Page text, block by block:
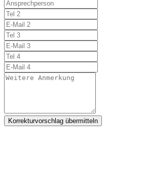
Korrekturvorschlag übermitteln